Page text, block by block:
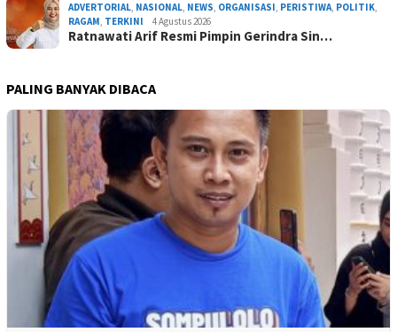
ADVERTORIAL, NASIONAL, NEWS, ORGANISASI, PERISTIWA, POLITIK,
RAGAM, TERKINI 4 Agustus 2026
Ratnawati Arif Resmi Pimpin Gerindra Sin…
PALING BANYAK DIBACA